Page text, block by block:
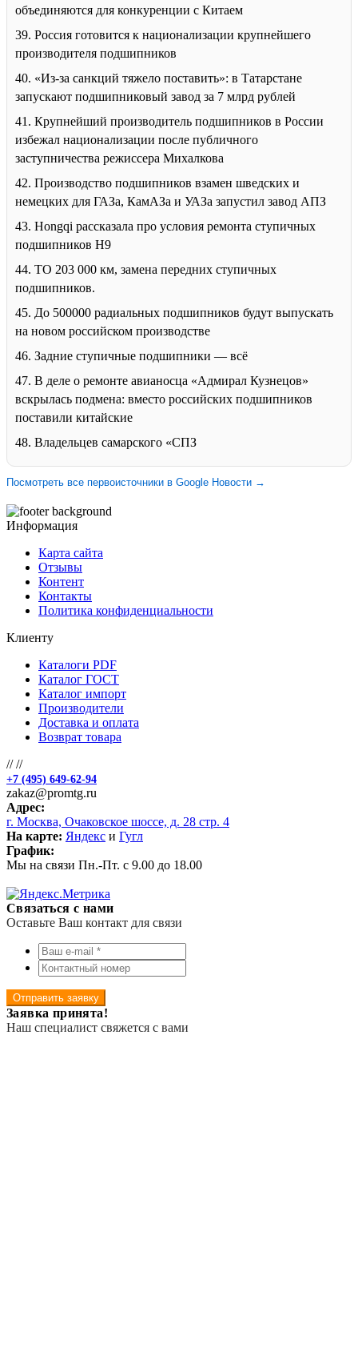
объединяются для конкуренции с Китаем
39. Россия готовится к национализации крупнейшего
производителя подшипников
40. «Из-за санкций тяжело поставить»: в Татарстане
запускают подшипниковый завод за 7 млрд рублей
41. Крупнейший производитель подшипников в России
избежал национализации после публичного
заступничества режиссера Михалкова
42. Производство подшипников взамен шведских и
немецких для ГАЗа, КамАЗа и УАЗа запустил завод АПЗ
43. Hongqi рассказала про условия ремонта ступичных
подшипников H9
44. ТО 203 000 км, замена передних ступичных
подшипников.
45. До 500000 радиальных подшипников будут выпускать
на новом российском производстве
46. Задние ступичные подшипники — всё
47. В деле о ремонте авианосца «Адмирал Кузнецов»
вскрылась подмена: вместо российских подшипников
поставили китайские
48. Владельцев самарского «СПЗ
Посмотреть все первоисточники в Google Новости →
Информация
Карта сайта
Отзывы
Контент
Контакты
Политика конфиденциальности
Клиенту
Каталоги PDF
Каталог ГОСТ
Каталог импорт
Производители
Доставка и оплата
Возврат товара
////
+7 (495) 649-62-94
zakaz@promtg.ru
Адрес:
г. Москва, Очаковское шоссе, д. 28 стр. 4
На карте: Яндекс и Гугл
График:
Мы на связи Пн.-Пт. с 9.00 до 18.00
Связаться с нами
Оставьте Ваш контакт для связи
Отправить заявку
Заявка принята!
Наш специалист свяжется с вами